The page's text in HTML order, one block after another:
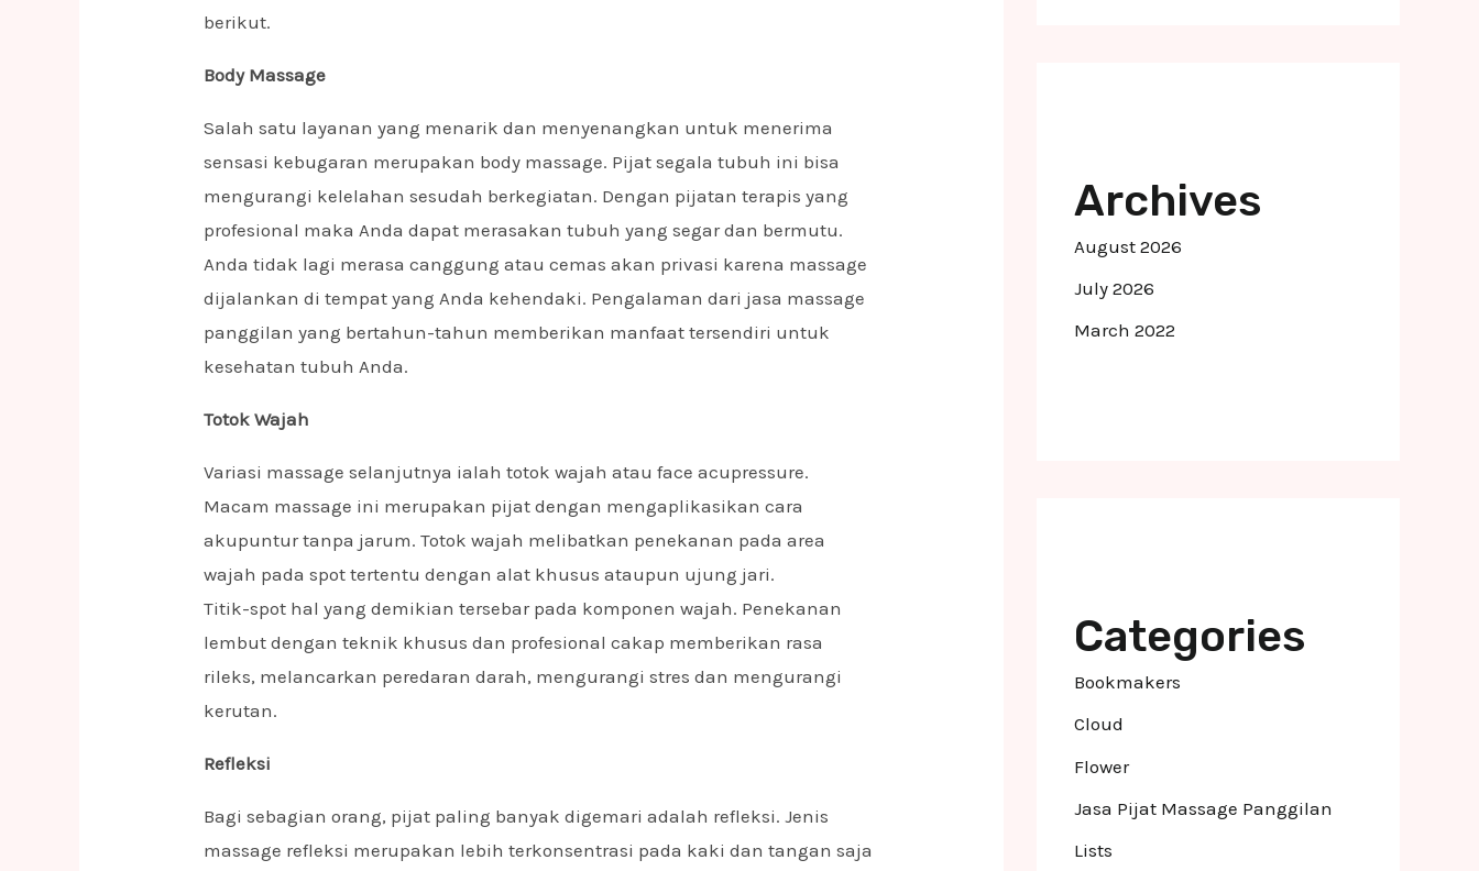
berikut.
Body Massage
Salah satu layanan yang menarik dan menyenangkan untuk menerima
sensasi kebugaran merupakan body massage. Pijat segala tubuh ini bisa
mengurangi kelelahan sesudah berkegiatan. Dengan pijatan terapis yang
profesional maka Anda dapat merasakan tubuh yang segar dan bermutu.
Anda tidak lagi merasa canggung atau cemas akan privasi karena massage
dijalankan di tempat yang Anda kehendaki. Pengalaman dari jasa massage
panggilan yang bertahun-tahun memberikan manfaat tersendiri untuk
kesehatan tubuh Anda.
Totok Wajah
Variasi massage selanjutnya ialah totok wajah atau face acupressure.
Macam massage ini merupakan pijat dengan mengaplikasikan cara
akupuntur tanpa jarum. Totok wajah melibatkan penekanan pada area
wajah pada spot tertentu dengan alat khusus ataupun ujung jari.
Titik-spot hal yang demikian tersebar pada komponen wajah. Penekanan
lembut dengan teknik khusus dan profesional cakap memberikan rasa
rileks, melancarkan peredaran darah, mengurangi stres dan mengurangi
kerutan.
Refleksi
Bagi sebagian orang, pijat paling banyak digemari adalah refleksi. Jenis
massage refleksi merupakan lebih terkonsentrasi pada kaki dan tangan saja
Archives
August 2026
July 2026
March 2022
Categories
Bookmakers
Cloud
Flower
Jasa Pijat Massage Panggilan
Lists